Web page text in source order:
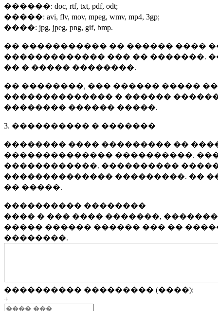
������: doc, rtf, txt, pdf, odt;
�����: avi, flv, mov, mpeg, wmv, mp4, 3gp;
����: jpg, jpeg, png, gif, bmp.
�� ����������� �� ������ ����
������������� ��� �� �������.
�� � ����� ��������.
�� ��������, ��� ������ �����
�������������� � ������
�������� ������ �����.
3. ���������� � �������
�������� ���� ��������� ��
�������������� ����������.
������������. ����������
�������������� ���������. ��
�� �����.
���������� ��������
���� � ��� ���� �������,
����� ������ ������ ��� ��
��������.
���������� ��������� (����):
+